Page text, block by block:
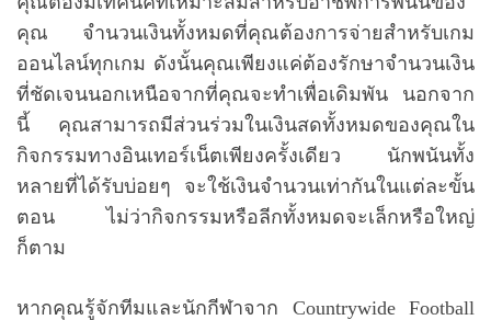
คุณ จำนวนเงินทั้งหมดที่คุณต้องการจ่ายสำหรับเกม
ออนไลน์ทุกเกม ดังนั้นคุณเพียงแค่ต้องรักษาจำนวนเงิน
ที่ชัดเจนนอกเหนือจากที่คุณจะทำเพื่อเดิมพัน นอกจาก
นี้ คุณสามารถมีส่วนร่วมในเงินสดทั้งหมดของคุณใน
กิจกรรมทางอินเทอร์เน็ตเพียงครั้งเดียว นักพนันทั้ง
หลายที่ได้รับบ่อยๆ จะใช้เงินจำนวนเท่ากันในแต่ละขั้น
ตอน ไม่ว่ากิจกรรมหรือลีกทั้งหมดจะเล็กหรือใหญ่
ก็ตาม
หากคุณรู้จักทีมและนักกีฬาจาก Countrywide Football